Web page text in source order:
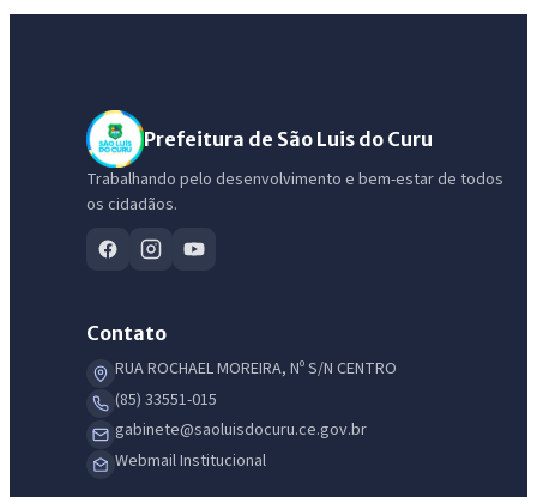
Prefeitura de São Luis do Curu
Trabalhando pelo desenvolvimento e bem-estar de todos
os cidadãos.
Contato
RUA ROCHAEL MOREIRA, Nº S/N CENTRO
(85) 33551-015
gabinete@saoluisdocuru.ce.gov.br
Webmail Institucional